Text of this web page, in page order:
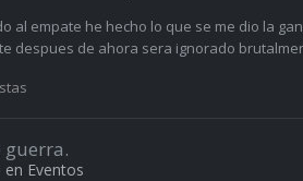
al empate he hecho lo que se me dio la
despues de ahora sera ignorado
guerra.
en Eventos